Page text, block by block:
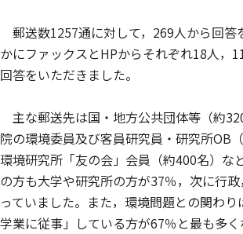
郵送数1257通に対して，269人から回答
かにファックスとHPからそれぞれ18人，
回答をいただきました。
主な郵送先は国・地方公共団体等（約
院の環境委員及び客員研究員・研究所OB
環境研究所「友の会」会員（約400名）な
の方も大学や研究所の方が37％，次に行
っていました。また，環境問題との関わり
学業に従事」している方が67％と最も多く